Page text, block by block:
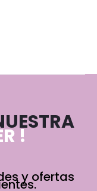
!
y ofertas